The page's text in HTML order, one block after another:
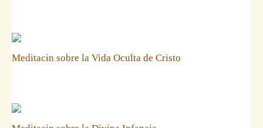
Meditacin sobre la Vida Oculta de Cristo